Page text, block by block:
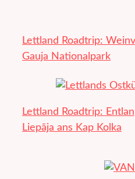
Lettland Roadtrip:
Gauja Nationalpark
Lettland Roadtrip:
Liepāja ans Kap Kolka